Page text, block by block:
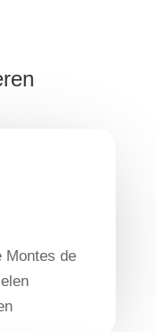
Montes de